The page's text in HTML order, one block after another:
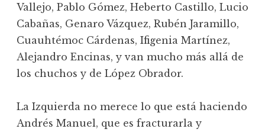
Vallejo, Pablo Gómez, Heberto Castillo, Lucio
Cabañas, Genaro Vázquez, Rubén Jaramillo,
Cuauhtémoc Cárdenas, Ifigenia Martínez,
Alejandro Encinas, y van mucho más allá de
los chuchos y de López Obrador.
La Izquierda no merece lo que está haciendo
Andrés Manuel, que es fracturarla y